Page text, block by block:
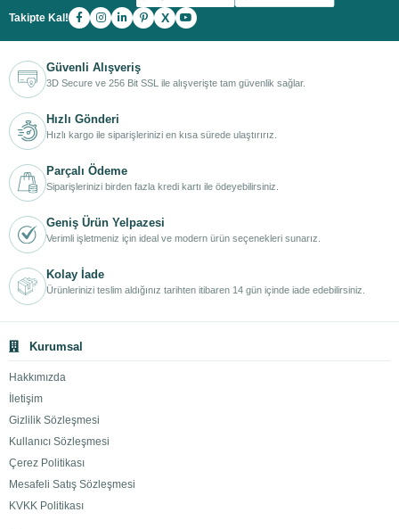
Takipte Kal! X
Güvenli Alışveriş
3D Secure ve 256 Bit SSL ile alışverişte tam güvenlik sağlar.
Hızlı Gönderi
Hızlı kargo ile siparişlerinizi en kısa sürede ulaştırırız.
Parçalı Ödeme
Siparişlerinizi birden fazla kredi kartı ile ödeyebilirsiniz.
Geniş Ürün Yelpazesi
Verimli işletmeniz için ideal ve modern ürün seçenekleri sunarız.
Kolay İade
Ürünlerinizi teslim aldığınız tarihten itibaren 14 gün içinde iade edebilirsiniz.
Kurumsal
Hakkımızda
İletişim
Gizlilik Sözleşmesi
Kullanıcı Sözleşmesi
Çerez Politikası
Mesafeli Satış Sözleşmesi
KVKK Politikası